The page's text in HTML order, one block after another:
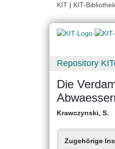
KIT | KIT-Bibliothek
Repository
Die
Krawczynski, S.
Zugehörige